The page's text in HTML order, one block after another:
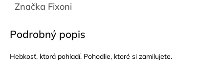
Značka Fixoni
Podrobný popis
Hebkosť, ktorá pohladí. Pohodlie, ktoré si zamilujete.